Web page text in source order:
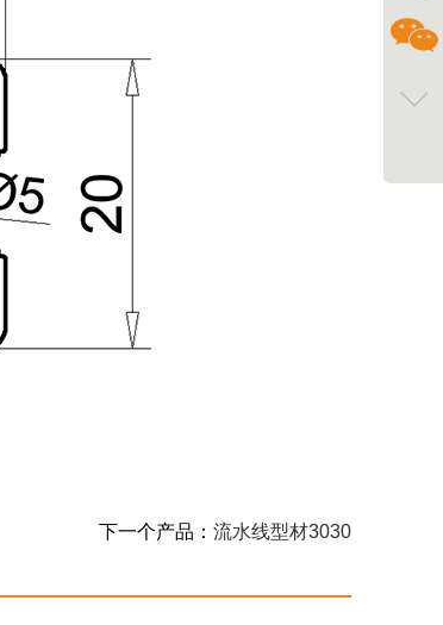
下一个产品： 流水线型材3030